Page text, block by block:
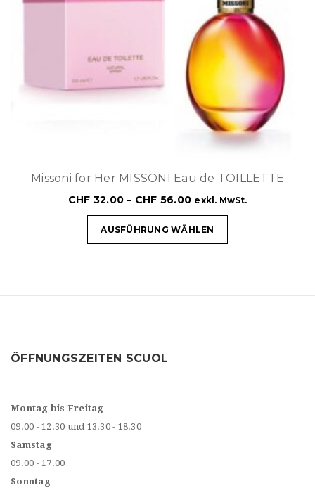
Missoni for Her MISSONI Eau de TOILLETTE
CHF 32.00 – CHF 56.00 exkl. MwSt.
AUSFÜHRUNG WÄHLEN
ÖFFNUNGSZEITEN SCUOL
Montag bis Freitag
09.00 - 12.30 und 13.30 - 18.30
Samstag
09.00 - 17.00
Sonntag